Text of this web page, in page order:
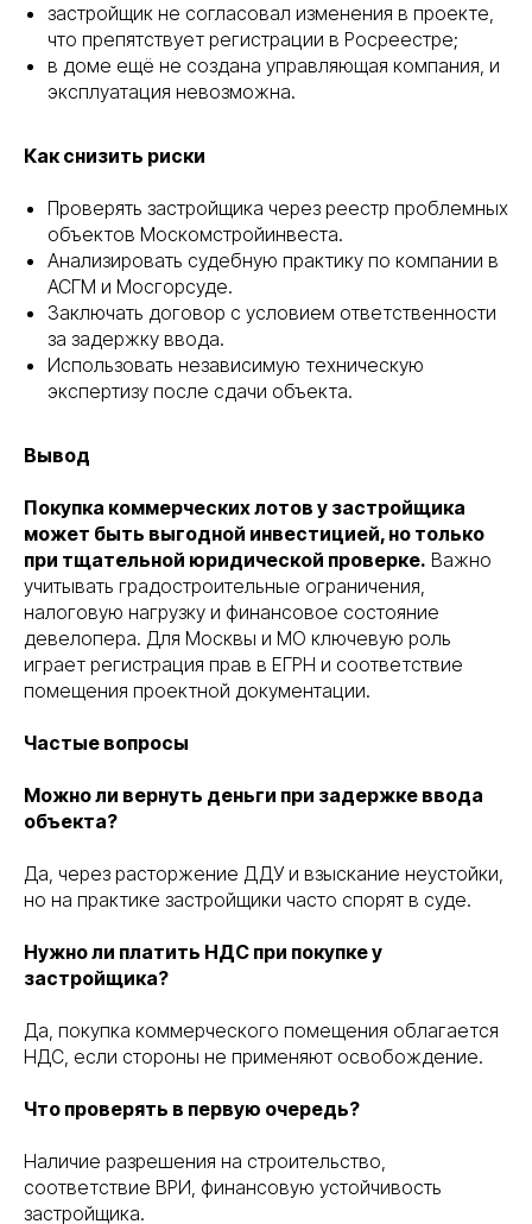
застройщик не согласовал изменения в проекте,
что препятствует регистрации в Росреестре;
в доме ещё не создана управляющая компания, и
эксплуатация невозможна.
Как снизить риски
Проверять застройщика через реестр проблемных
объектов Москомстройинвеста.
Анализировать судебную практику по компании в
АСГМ и Мосгорсуде.
Заключать договор с условием ответственности
за задержку ввода.
Использовать независимую техническую
экспертизу после сдачи объекта.
Вывод
Покупка коммерческих лотов у застройщика
может быть выгодной инвестицией, но только
при тщательной юридической проверке. Важно
учитывать градостроительные ограничения,
налоговую нагрузку и финансовое состояние
девелопера. Для Москвы и МО ключевую роль
играет регистрация прав в ЕГРН и соответствие
помещения проектной документации.
Частые вопросы
Можно ли вернуть деньги при задержке ввода
объекта?
Да, через расторжение ДДУ и взыскание неустойки,
но на практике застройщики часто спорят в суде.
Нужно ли платить НДС при покупке у
застройщика?
Да, покупка коммерческого помещения облагается
НДС, если стороны не применяют освобождение.
Что проверять в первую очередь?
Наличие разрешения на строительство,
соответствие ВРИ, финансовую устойчивость
застройщика.